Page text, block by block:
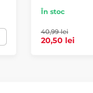
În stoc
40,99 lei
20,50 lei